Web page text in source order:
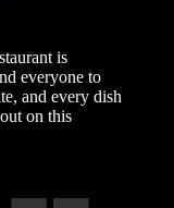
is
everyone to
and every dish
on this